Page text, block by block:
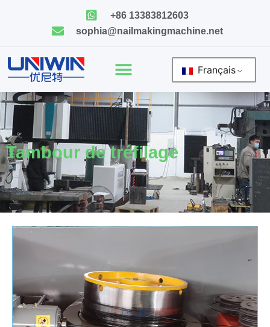
+86 13383812603
sophia@nailmakingmachine.net
Français
Tambour de tréfilage